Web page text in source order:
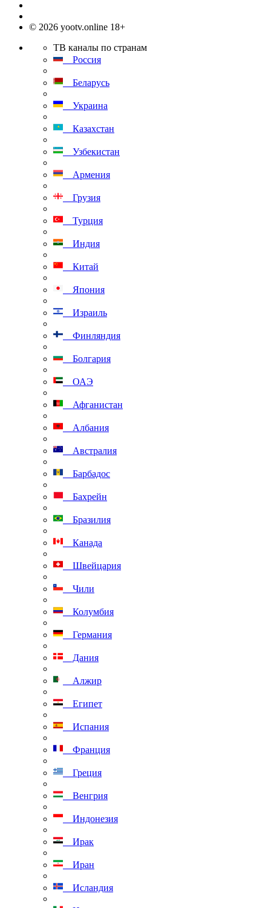
© 2026 yootv.online 18+
ТВ каналы по странам
Россия
Беларусь
Украина
Казахстан
Узбекистан
Армения
Грузия
Турция
Индия
Китай
Япония
Израиль
Финляндия
Болгария
ОАЭ
Афганистан
Албания
Австралия
Барбадос
Бахрейн
Бразилия
Канада
Швейцария
Чили
Колумбия
Германия
Дания
Алжир
Египет
Испания
Франция
Греция
Венгрия
Индонезия
Ирак
Иран
Исландия